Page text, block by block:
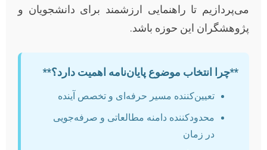
می‌پردازیم تا راهنمایی ارزشمند برای دانشجویان و
پژوهشگران این حوزه باشد.
**چرا انتخاب موضوع پایان‌نامه اهمیت دارد؟**
تعیین‌کننده مسیر حرفه‌ای و تخصص آینده
محدودکننده دامنه مطالعاتی و صرفه‌جویی
در زمان